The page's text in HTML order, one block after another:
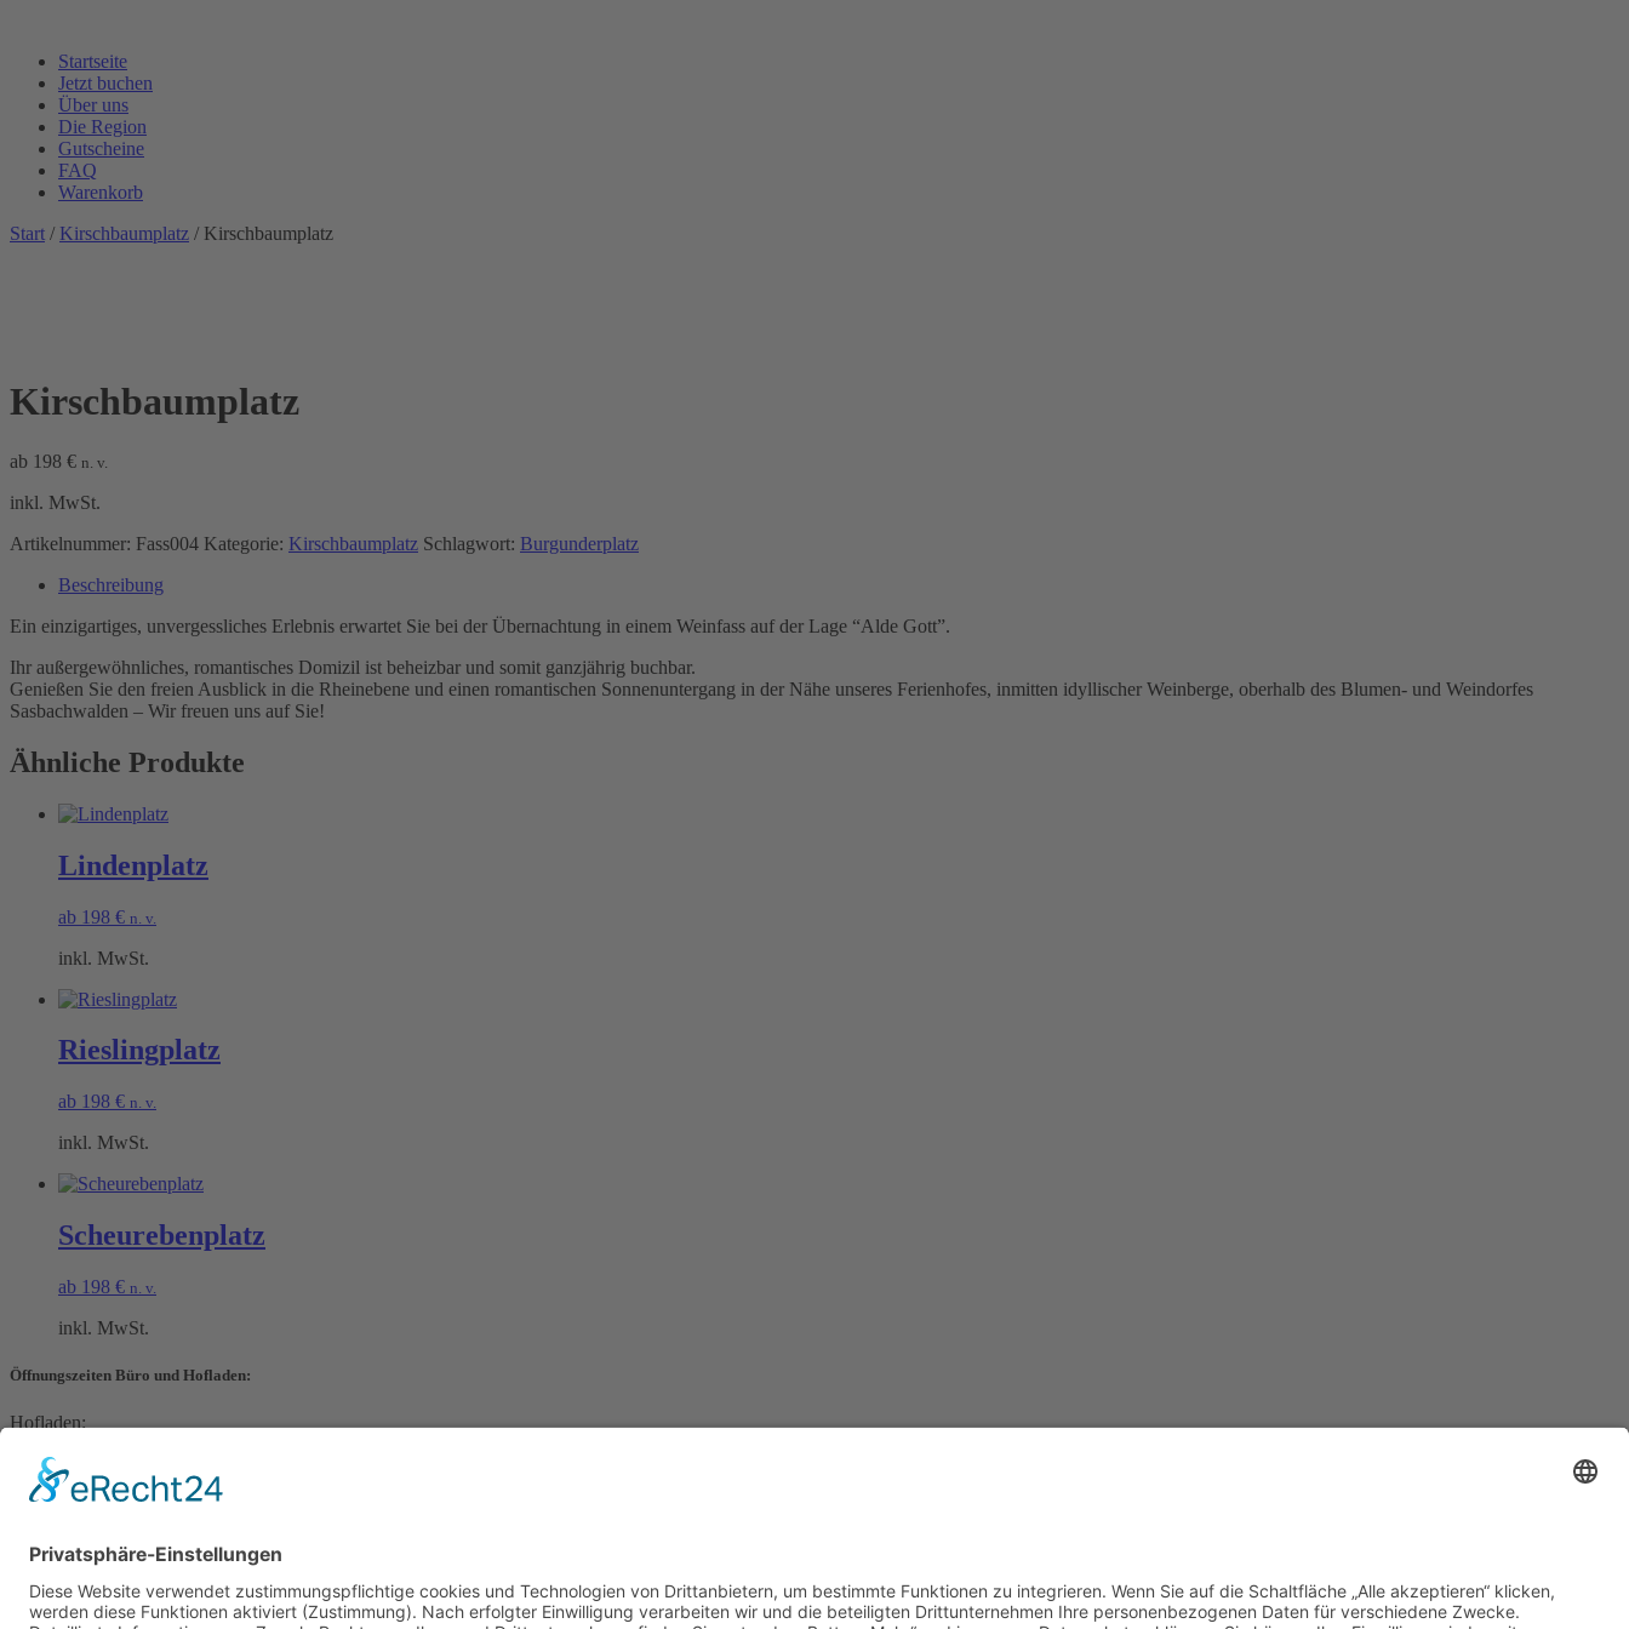
Startseite
Jetzt buchen
Über uns
Die Region
Gutscheine
FAQ
Warenkorb
Start / Kirschbaumplatz / Kirschbaumplatz
Kirschbaumplatz
ab 198 € n. v.
inkl. MwSt.
Artikelnummer: Fass004 Kategorie: Kirschbaumplatz Schlagwort: Burgunderplatz
Beschreibung
Ein einzigartiges, unvergessliches Erlebnis erwartet Sie bei der Übernachtung in einem Weinfass auf der Lage “Alde Gott”.
Ihr außergewöhnliches, romantisches Domizil ist beheizbar und somit ganzjährig buchbar.
Genießen Sie den freien Ausblick in die Rheinebene und einen romantischen Sonnenuntergang in der Nähe unseres Ferienhofes, inmitten idyllischer Weinberge, oberhalb des Blumen- und Weindorfes
Sasbachwalden – Wir freuen uns auf Sie!
Ähnliche Produkte
Lindenplatz
ab 198 € n. v.
inkl. MwSt.
Rieslingplatz
ab 198 € n. v.
inkl. MwSt.
Scheurebenplatz
ab 198 € n. v.
inkl. MwSt.
Öffnungszeiten Büro und Hofladen:
Hofladen:
Telefonisch erreichen Sie uns:
Montag bis Freitag von 09:00 – 11:30 Uhr
Warenkorb
Kasse
Datenschutzerklärung
Impressum